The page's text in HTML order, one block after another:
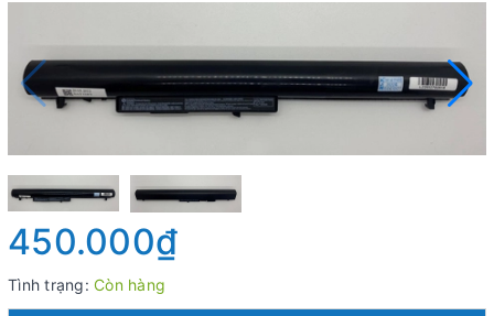
450.000₫
Tình trạng: Còn hàng